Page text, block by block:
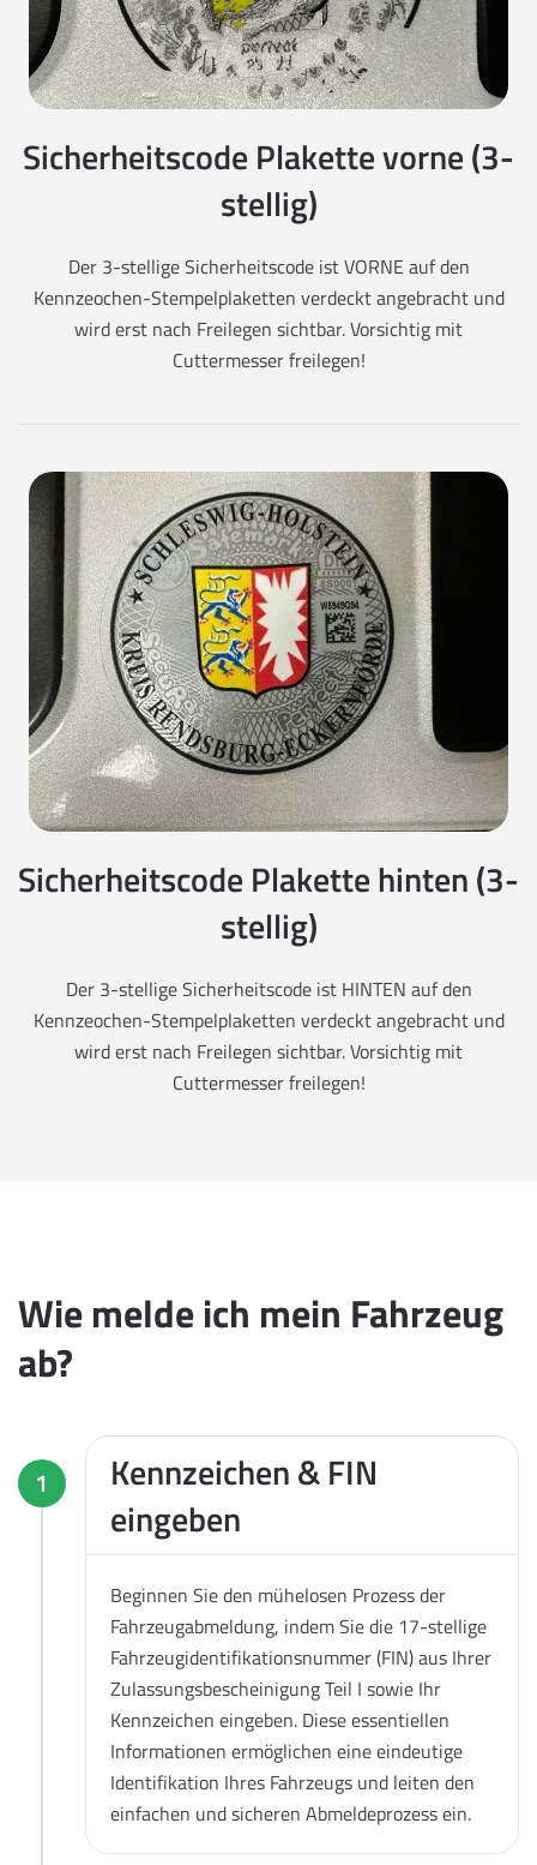
Sicherheitscode Plakette vorne (3-
stellig)
Der 3-stellige Sicherheitscode ist VORNE auf den
Kennzeochen-Stempelplaketten verdeckt angebracht und
wird erst nach Freilegen sichtbar. Vorsichtig mit
Cuttermesser freilegen!
Sicherheitscode Plakette hinten (3-
stellig)
Der 3-stellige Sicherheitscode ist HINTEN auf den
Kennzeochen-Stempelplaketten verdeckt angebracht und
wird erst nach Freilegen sichtbar. Vorsichtig mit
Cuttermesser freilegen!
Wie melde ich mein Fahrzeug
ab?
1
Kennzeichen & FIN
eingeben
Beginnen Sie den mühelosen Prozess der
Fahrzeugabmeldung, indem Sie die 17-stellige
Fahrzeugidentifikationsnummer (FIN) aus Ihrer
Zulassungsbescheinigung Teil I sowie Ihr
Kennzeichen eingeben. Diese essentiellen
Informationen ermöglichen eine eindeutige
Identifikation Ihres Fahrzeugs und leiten den
einfachen und sicheren Abmeldeprozess ein.